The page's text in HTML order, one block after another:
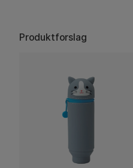
Produktforslag